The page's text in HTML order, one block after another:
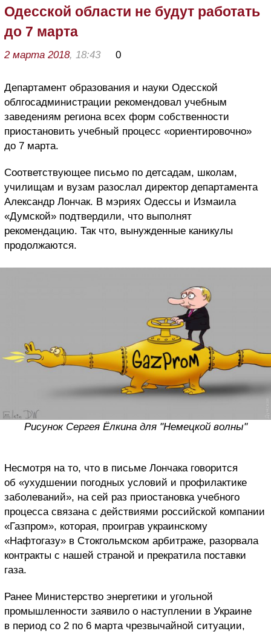
Одесской области не будут работать
до 7 марта
2 марта 2018, 18:43 0
Департамент образования и науки Одесской
облгосадминистрации рекомендовал учебным
заведениям региона всех форм собственности
приостановить учебный процесс «ориентировочно»
до 7 марта.
Соответствующее письмо по детсадам, школам,
училищам и вузам разослал директор департамента
Александр Лончак. В мэриях Одессы и Измаила
«Думской» подтвердили, что выполнят
рекомендацию. Так что, вынужденные каникулы
продолжаются.
Рисунок Сергея Ёлкина для "Немецкой волны"
Несмотря на то, что в письме Лончака говорится
об «ухудшении погодных условий и профилактике
заболеваний», на сей раз приостановка учебного
процесса связана c действиями российской компании
«Газпром», которая, проиграв украинскому
«Нафтогазу» в Стокгольмском арбитраже, разорвала
контракты с нашей страной и прекратила поставки
газа.
Ранее Министерство энергетики и угольной
промышленности заявило о наступлении в Украине
в период со 2 по 6 марта чрезвычайной ситуации,